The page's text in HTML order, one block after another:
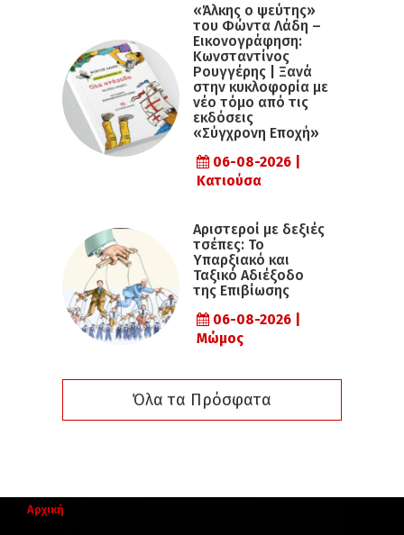
«Άλκης ο ψεύτης»
του Φώντα Λάδη –
Εικονογράφηση:
Κωνσταντίνος
Ρουγγέρης | Ξανά
στην κυκλοφορία με
νέο τόμο από τις
εκδόσεις
«Σύγχρονη Εποχή»
06-08-2026 |
Κατιούσα
Αριστεροί με δεξιές
τσέπες: Το
Υπαρξιακό και
Ταξικό Αδιέξοδο
της Επιβίωσης
06-08-2026 |
Μώμος
Όλα τα Πρόσφατα
Αρχική